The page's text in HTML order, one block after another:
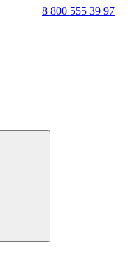
8 800 555 39 97